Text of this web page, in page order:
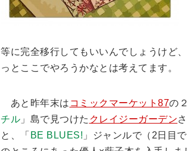
等に完全移行してもいいんでしょうけど
っとここでやろうかなとは考えてます。
あと昨年末は コミックマーケット87の
チル 」島で見つけた クレイジーガーデン
と、「 BE BLUES! 」ジャンルで（2日目